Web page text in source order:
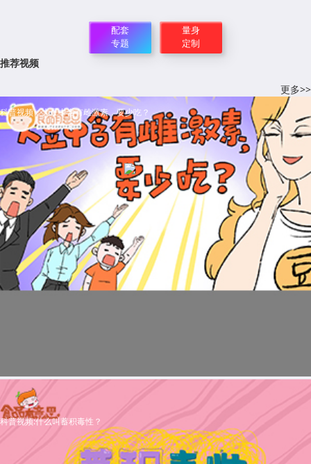
配套
专题
量身
定制
推荐视频
更多>>
科普视频：大豆中含有雌激素，要少吃？
科普视频:什么叫蓄积毒性？